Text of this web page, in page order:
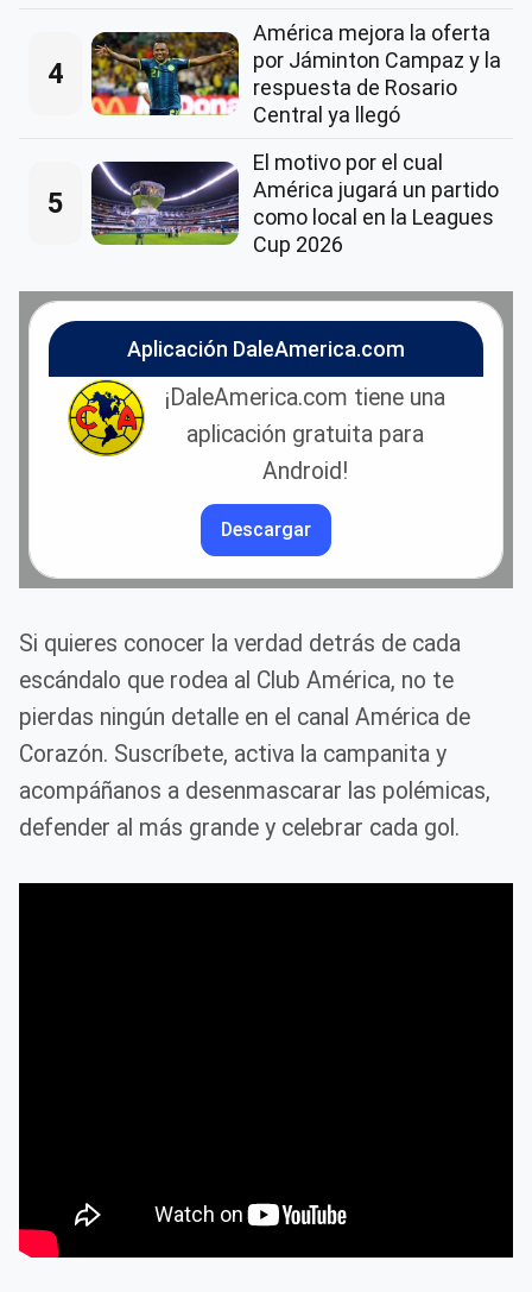
4
América mejora la oferta
por Jáminton Campaz y la
respuesta de Rosario
Central ya llegó
5
El motivo por el cual
América jugará un partido
como local en la Leagues
Cup 2026
Aplicación DaleAmerica.com
¡DaleAmerica.com tiene una
aplicación gratuita para
Android!
Descargar
Si quieres conocer la verdad detrás de cada
escándalo que rodea al Club América, no te
pierdas ningún detalle en el canal América de
Corazón. Suscríbete, activa la campanita y
acompáñanos a desenmascarar las polémicas,
defender al más grande y celebrar cada gol.